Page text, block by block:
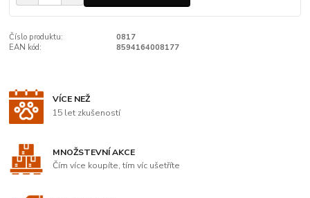
Číslo produktu:
0817
EAN kód:
8594164008177
VÍCE NEŽ
15 let zkušeností
MNOŽSTEVNÍ AKCE
Čím více koupíte, tím víc ušetříte